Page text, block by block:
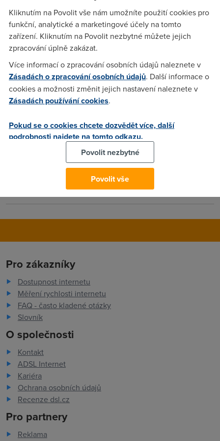
Přenosné aplikace, které si člověk může dát na USB disk a
spouštět kdekoli a kdykoli mají celou řadu výhod.
PortalbleApps.com je speciální prostředí, díky kterému je
možné si portable aplikace užívat v komfortním balení.
Petr(16.11.2012 02:31:46)
Při práci neustále střídám počítače a toto je ideální řešení.
rozhodně lepší než webové aplikace, které často chtějí něco
nainstalovat, nemáte oprávnění a je konec.
(26.11.2012 21:31:35)
Taky pouzivam uz nejakej ten rok, a to hlavne v praci.
Pro zákazníky
Dostupnost internetu
Měření rychlosti internetu
FAQ - často kladené otázky
Slovník
O společnosti
Kontakt
ADSL Internet
Kariéra
Ochrana osobních údajů
Recenze dsl.cz
Pro partnery
Reklama
Kliknutím na Povolit vše nám umožníte použití cookies pro
funkční, analytické a marketingové účely na tomto
zařízení. Kliknutím na Povolit nezbytné můžete jejich
zpracování úplně zakázat.
Více informací o zpracování osobních údajů naleznete v
Zásadách o zpracování osobních údajů. Další informace o
cookies a možnosti změnit jejich nastavení naleznete v
Zásadách používání cookies.
Pokud se o cookies chcete dozvědět více, další
podrobnosti najdete na tomto odkazu.
Povolit nezbytné
Povolit vše